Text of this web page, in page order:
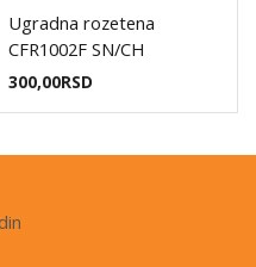
Ugradna rozetena
CFR1002F SN/CH
300,00RSD